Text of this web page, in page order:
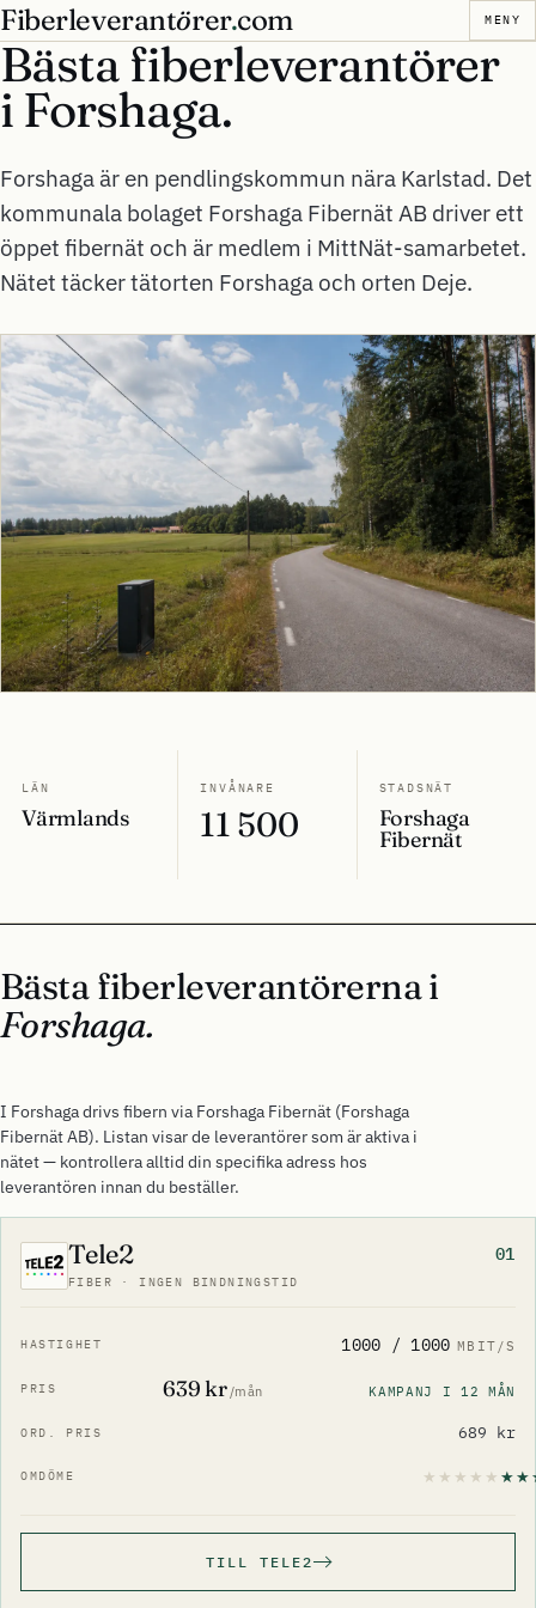
Fiberleverantörer.com MENY
Bästa fiberleverantörer
i Forshaga.
Forshaga är en pendlingskommun nära Karlstad. Det
kommunala bolaget Forshaga Fibernät AB driver ett
öppet fibernät och är medlem i MittNät-samarbetet.
Nätet täcker tätorten Forshaga och orten Deje.
LÄN
Värmlands
INVÅNARE
11 500
STADSNÄT
Forshaga
Fibernät
Bästa fiberleverantörerna i
Forshaga.
I Forshaga drivs fibern via Forshaga Fibernät (Forshaga
Fibernät AB). Listan visar de leverantörer som är aktiva i
nätet — kontrollera alltid din specifika adress hos
leverantören innan du beställer.
01
Tele2
FIBER · INGEN BINDNINGSTID
1000 / 1000 MBIT/S
639 kr/mån KAMPANJ I 12 MÅN
689 kr
TILL TELE2